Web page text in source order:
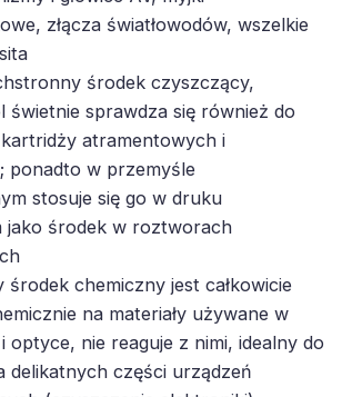
złącza światłowodów, wszelkie
środek czyszczący,
świetnie sprawdza się również do
atramentowych i
ponadto w przemyśle
stosuje się go w druku
jako środek w roztworach
środek chemiczny jest całkowicie
na materiały używane w
optyce, nie reaguje z nimi, idealny do
delikatnych części urządzeń